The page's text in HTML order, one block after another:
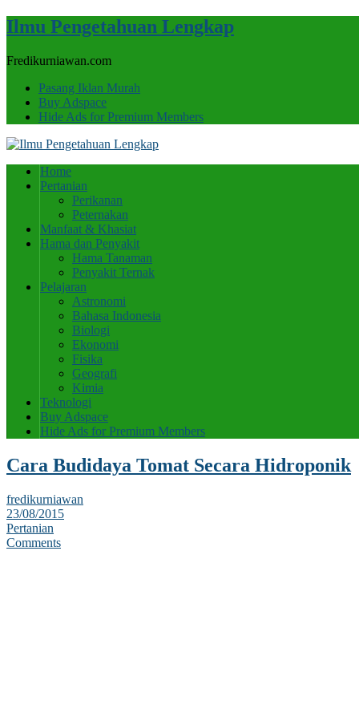
Ilmu Pengetahuan Lengkap
Fredikurniawan.com
Pasang Iklan Murah
Buy Adspace
Hide Ads for Premium Members
Home
Pertanian
Perikanan
Peternakan
Manfaat & Khasiat
Hama dan Penyakit
Hama Tanaman
Penyakit Ternak
Pelajaran
Astronomi
Bahasa Indonesia
Biologi
Ekonomi
Fisika
Geografi
Kimia
Teknologi
Buy Adspace
Hide Ads for Premium Members
Cara Budidaya Tomat Secara Hidroponik
fredikurniawan
23/08/2015
Pertanian
Comments